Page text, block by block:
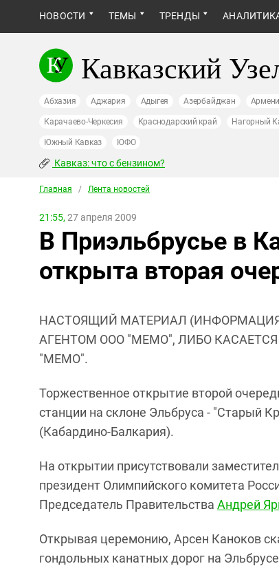
НОВОСТИ ТЕМЫ ТРЕНДЫ
Кавказский
Абхазия Аджария Адыгея Азербайджан
Карачаево-Черкесия Краснодарский край Нагорный
Южный Кавказ ЮФО
Кавказ: что с бензином?
Главная / Лента новостей
21:55, 27 апреля 2009
В Приэльбрусье в
открыта вторая
НАСТОЯЩИЙ МАТЕРИАЛ
АГЕНТОМ ООО "МЕМО", ЛИБО
"МЕМО".
Торжественное открытие второй
станции на склоне Эльбруса - "Старый
(Кабардино-Балкария).
На открытии присутствовали
президент Олимпийского комитета
Председатель Правительства Андрей
Открывая церемонию, Арсен Каноков
гондольных канатных дорог на